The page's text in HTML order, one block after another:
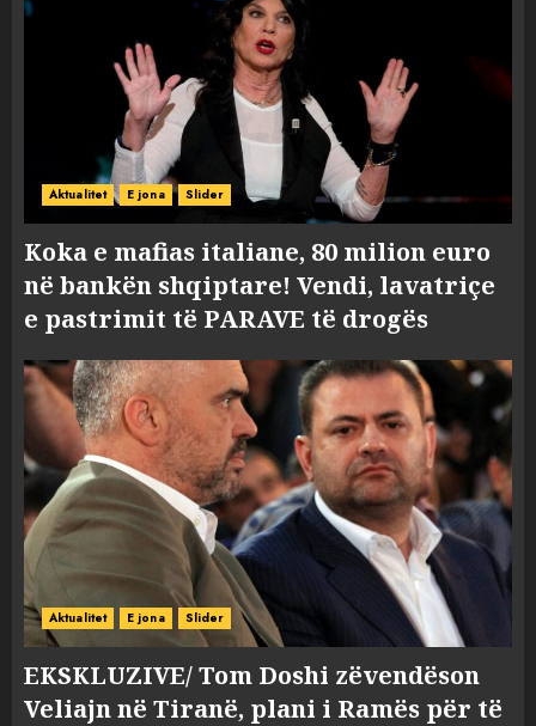
Aktualitet E jona Slider
Koka e mafias italiane, 80 milion euro
në bankën shqiptare! Vendi, lavatriçe
e pastrimit të PARAVE të drogës
Aktualitet E jona Slider
EKSKLUZIVE/ Tom Doshi zëvendëson
Veliajn në Tiranë, plani i Ramës për të